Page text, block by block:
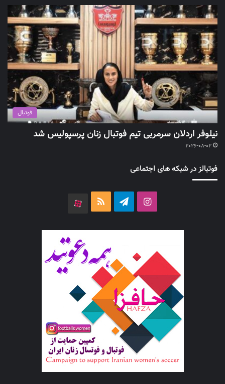
فوتبال
نیلوفر اردلان سرمربی تیم فوتبال زنان پرسپولیس شد
2026-08-02
فوتبالز در شبکه های اجتماعی
اینستاگرامتلگرام خوراک